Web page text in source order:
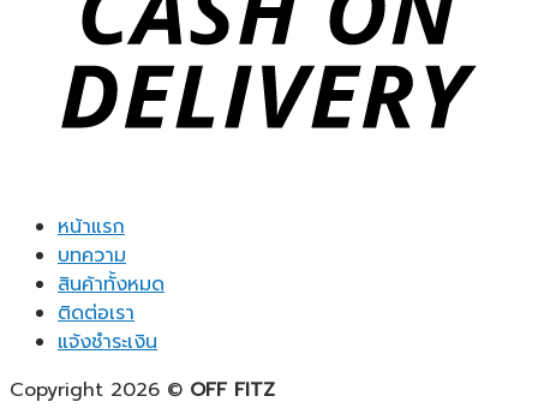
หน้าแรก
บทความ
สินค้าทั้งหมด
ติดต่อเรา
แจ้งชำระเงิน
Copyright 2026 © OFF FITZ